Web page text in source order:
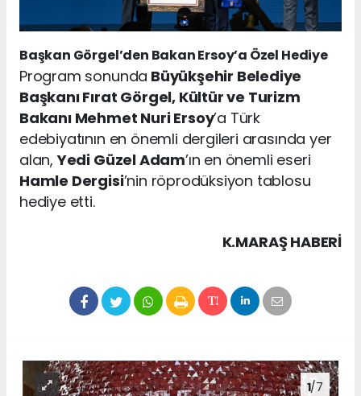
Başkan Görgel’den Bakan Ersoy’a Özel Hediye
Program sonunda Büyükşehir Belediye
Başkanı Fırat Görgel, Kültür ve Turizm
Bakanı Mehmet Nuri Ersoy’a Türk
edebiyatının en önemli dergileri arasında yer
alan,Yedi Güzel Adam’ın en önemli eseri
Hamle Dergisi’nin röprodüksiyon tablosu
hediye etti.
K.MARAŞ HABERİ
1/7